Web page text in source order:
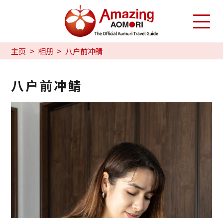
主页 相册 八户前冲鲭
八户前冲鲭